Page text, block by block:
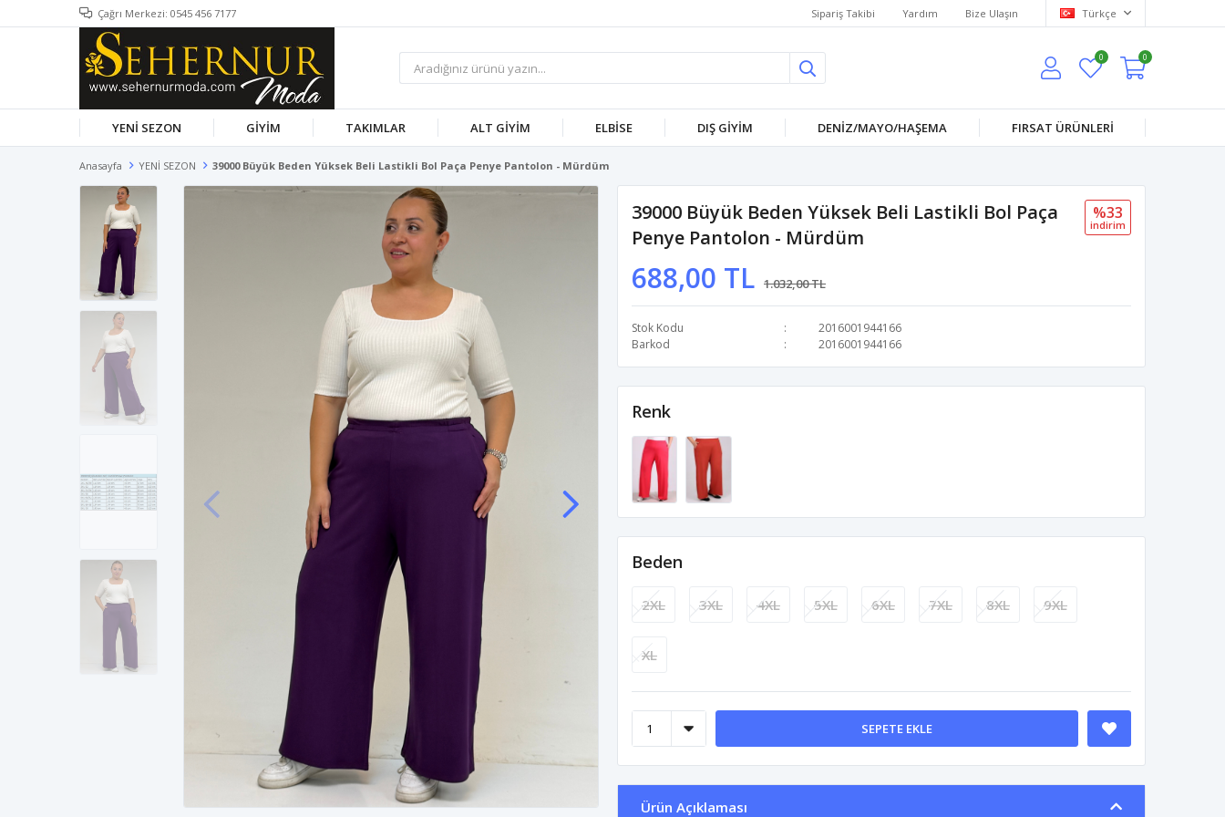
Çağrı Merkezi: 0545 456 7177 Sipariş Takibi Yardım Bize Ulaşın Türkçe
0 0
YENİ SEZON GİYİM TAKIMLAR ALT GİYİM ELBİSE DIŞ GİYİM DENİZ/MAYO/HAŞEMA FIRSAT ÜRÜNLERİ
Anasayfa YENİ SEZON 39000 Büyük Beden Yüksek Beli Lastikli Bol Paça Penye Pantolon - Mürdüm
39000 Büyük Beden Yüksek Beli Lastikli Bol Paça
Penye Pantolon - Mürdüm
688,00 TL 1.032,00 TL
%33
i̇ndi̇ri̇m
Stok Kodu
2016001944166
Barkod
2016001944166
Renk
Beden
2XL 3XL 4XL 5XL 6XL 7XL 8XL 9XL
XL
SEPETE EKLE
Ürün Açıklaması